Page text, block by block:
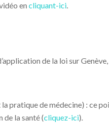
encliquant-ici.
de la loi sur
pratique de médecine) : ce
de la santé (cliquez-ici).